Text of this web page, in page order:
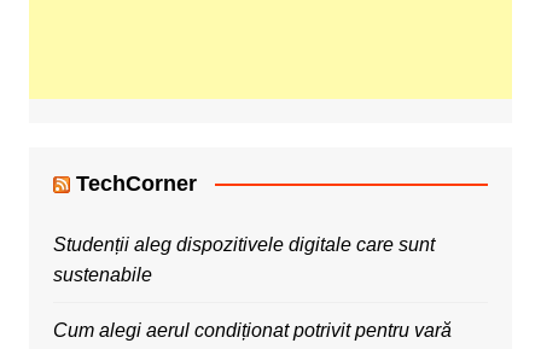
TechCorner
Studenții aleg dispozitivele digitale care sunt
sustenabile
Cum alegi aerul condiționat potrivit pentru vară